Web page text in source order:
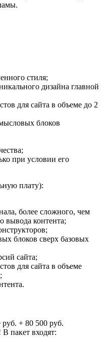
стиля;
дизайна главной
для сайта в объеме до 2
блоков
при условии его
плату):
более сложного, чем
вывода контента;
блоков сверх базовых
сайта;
для сайта в объеме
руб. + 80 500 руб.
пакет входят: